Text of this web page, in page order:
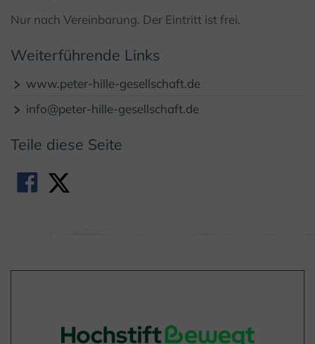
Nur nach Vereinbarung. Der Eintritt ist frei.
Weiterführende Links
www.peter-hille-gesellschaft.de
info@peter-hille-gesellschaft.de
Teile diese Seite